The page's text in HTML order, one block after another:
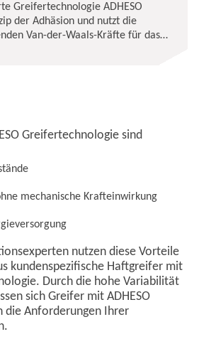
Greifertechnologie ADHESO
der Adhäsion und nutzt die
Van-der-Waals-Kräfte für das
Greifertechnologie sind
mechanische Krafteinwirkung
nutzen diese Vorteile
kundenspezifische Haftgreifer mit
Durch die hohe Variabilität
sich Greifer mit ADHESO
die Anforderungen Ihrer